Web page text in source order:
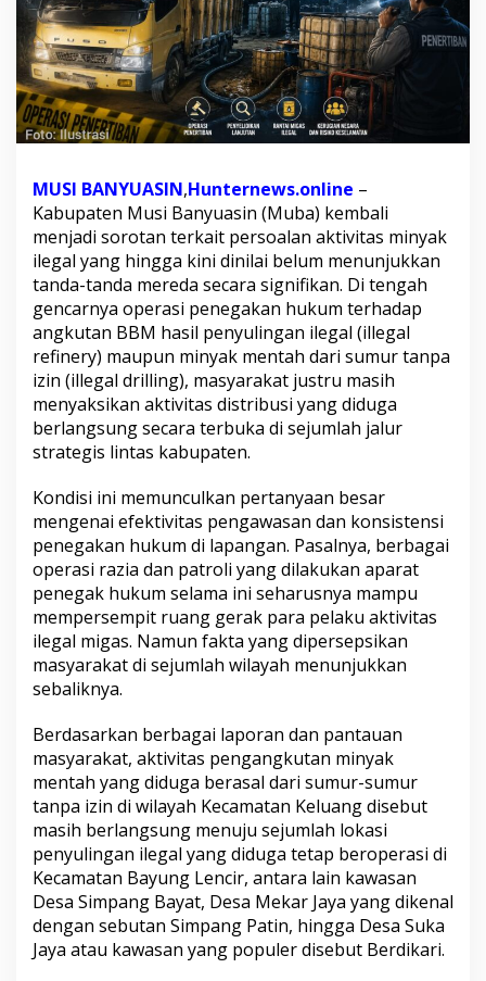
i
b
a
n
,
D
u
g
a
n
a
n
t
a
i
M
i
g
a
s
I
l
g
a
l
M
u
b
a
M
a
s
B
e
r
j
a
l
a
n
MUSI BANYUASIN,Hunternews.online –
Kabupaten Musi Banyuasin (Muba) kembali
menjadi sorotan terkait persoalan aktivitas minyak
ilegal yang hingga kini dinilai belum menunjukkan
tanda-tanda mereda secara signifikan. Di tengah
gencarnya operasi penegakan hukum terhadap
angkutan BBM hasil penyulingan ilegal (illegal
refinery) maupun minyak mentah dari sumur tanpa
izin (illegal drilling), masyarakat justru masih
menyaksikan aktivitas distribusi yang diduga
berlangsung secara terbuka di sejumlah jalur
strategis lintas kabupaten.
Kondisi ini memunculkan pertanyaan besar
mengenai efektivitas pengawasan dan konsistensi
penegakan hukum di lapangan. Pasalnya, berbagai
operasi razia dan patroli yang dilakukan aparat
penegak hukum selama ini seharusnya mampu
mempersempit ruang gerak para pelaku aktivitas
ilegal migas. Namun fakta yang dipersepsikan
masyarakat di sejumlah wilayah menunjukkan
sebaliknya.
Berdasarkan berbagai laporan dan pantauan
masyarakat, aktivitas pengangkutan minyak
mentah yang diduga berasal dari sumur-sumur
tanpa izin di wilayah Kecamatan Keluang disebut
masih berlangsung menuju sejumlah lokasi
penyulingan ilegal yang diduga tetap beroperasi di
Kecamatan Bayung Lencir, antara lain kawasan
Desa Simpang Bayat, Desa Mekar Jaya yang dikenal
dengan sebutan Simpang Patin, hingga Desa Suka
Jaya atau kawasan yang populer disebut Berdikari.